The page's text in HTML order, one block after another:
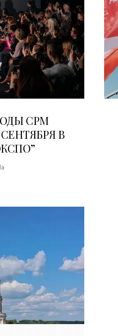
CPM
В